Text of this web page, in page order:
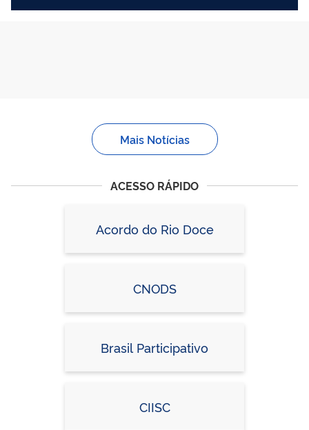
Mais Notícias
ACESSO RÁPIDO
Acordo do Rio Doce
CNODS
Brasil Participativo
CIISC